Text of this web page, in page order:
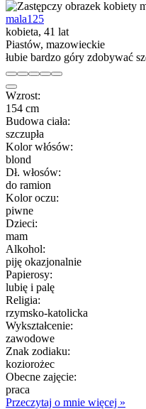
mala125
kobieta, 41 lat
Piastów, mazowieckie
łubie bardzo góry zdobywać
Wzrost:
154 cm
Budowa ciała:
szczupła
Kolor włósów:
blond
Dł. włosów:
do ramion
Kolor oczu:
piwne
Dzieci:
mam
Alkohol:
piję okazjonalnie
Papierosy:
lubię i palę
Religia:
rzymsko-katolicka
Wykształcenie:
zawodowe
Znak zodiaku:
koziorożec
Obecne zajęcie:
praca
Przeczytaj o mnie więcej »